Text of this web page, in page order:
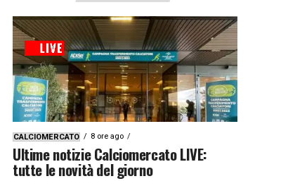
CALCIOMERCATO 8 ore ago
Ultime notizie Calciomercato LIVE:
tutte le novità del giorno